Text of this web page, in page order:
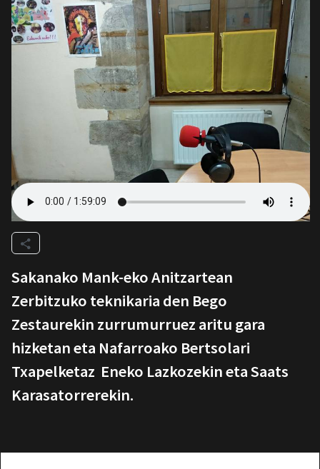
Sakanako Mank-eko Anitzartean
Zerbitzuko teknikaria den Bego
Zestaurekin zurrumurruez aritu gara
hizketan eta Nafarroako Bertsolari
Txapelketaz Eneko Lazkozekin eta Saats
Karasatorrerekin.